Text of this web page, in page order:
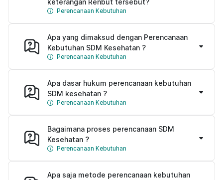
keterangan Renbut tersebut?
Perencanaan Kebutuhan
Apa yang dimaksud dengan Perencanaan
Kebutuhan SDM Kesehatan ?
Perencanaan Kebutuhan
Apa dasar hukum perencanaan kebutuhan
SDM kesehatan ?
Perencanaan Kebutuhan
Bagaimana proses perencanaan SDM
Kesehatan ?
Perencanaan Kebutuhan
Apa saja metode perencanaan kebutuhan